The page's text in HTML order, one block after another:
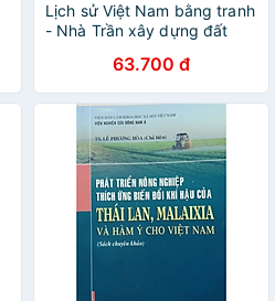
Lịch sử Việt Nam bằng tranh
- Nhà Trần xây dựng đất
63.700 đ